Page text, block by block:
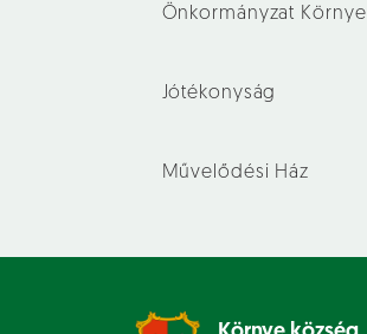
Önkormányzat Környe
Jótékonyság
Művelődési Ház